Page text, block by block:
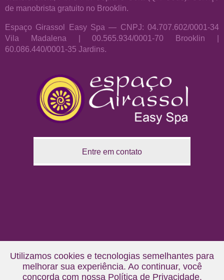
de manobrista gratuito no Brooklin.
Espaço Girassol Easy Spa — CNPJ: 04.707.602/0001-34
Vila Madalena | 00.565.934/0001-70 Brooklin |
60.086.440/0001-35 Jardins.
Entre em contato
Utilizamos cookies e tecnologias semelhantes para
melhorar sua experiência. Ao continuar, você
concorda com nossa Política de Privacidade.